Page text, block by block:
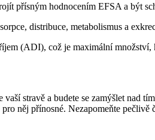
přísným hodnocením EFSA a být
distribuce, metabolismus a
(ADI), což je maximální
stravě a budete se zamýšlet nad
něj přínosné. Nezapomeňte